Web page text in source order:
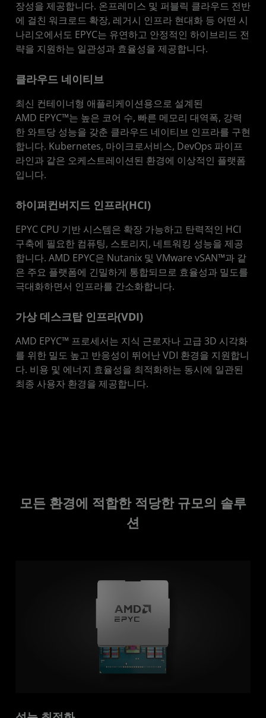
장성을 제공합니다. 온프레미스 및 퍼블릭 클라우드 전반
에 걸친 워크로드 확장, 레거시 인프라 현대화 등 어떤 시
나리오에서도 EPYC는 유연하고 안정적인 하이브리드 전
략을 지원하는 일관성과 효율성을 제공합니다.
클라우드 네이티브
최신 컨테이너형 애플리케이션용으로 설계된
AMD EPYC™는 높은 코어 수, 빠른 메모리 대역폭, 강력
한 와트당 성능을 갖춘 클라우드 네이티브 인프라를 구현
합니다. Kubernetes, 마이크로서비스, DevOps 파이프
라인과 같은 오케스트레이션된 환경에 이상적인 플랫폼
입니다.
하이퍼컨버지드 인프라(HCI)
EPYC CPU 기반 시스템은 확장 가능하고 탄력적인 HCI
구축에 필요한 컴퓨팅, 스토리지, 네트워킹 성능을 제공
합니다. AMD EPYC은 Nutanix 및 VMware vSAN™과 같
은 주요 플랫폼에 긴밀하게 통합되므로 효율성과 밀도를
극대화하면서 인프라를 간소화합니다.
가상 데스크탑 인프라(VDI)
AMD EPYC™ 프로세서는 지식 근로자나 고급 3D 시각화
를 위한 밀도 높고 반응성이 뛰어난 VDI 환경을 지원합니
다. 비용 및 에너지 효율성을 최적화하는 동시에 일관된
최종 사용자 환경을 제공합니다.
모든 환경에 적합한 적당한 규모의 솔루
션